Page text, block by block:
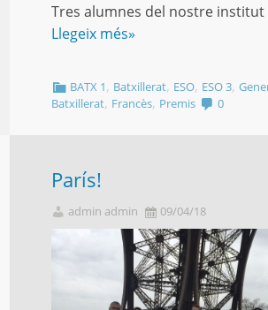
Tres alumnes del nostre
Llegeix més»
BATX 1, Batxillerat, ESO, ESO 3,
Batxillerat, Francès, Premis 0
París!
admin admin 09/04/18